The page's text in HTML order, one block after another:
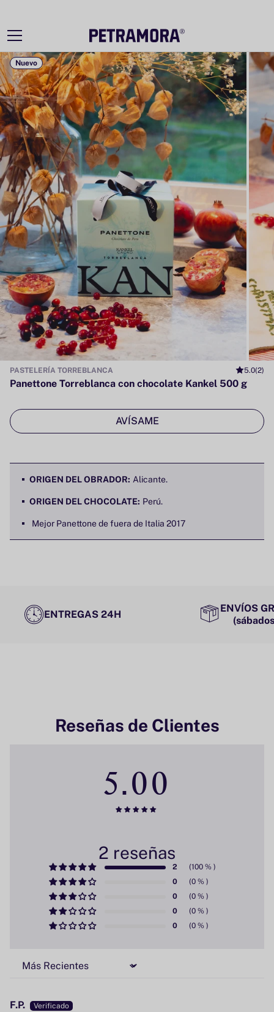
Nuevo
PASTELERÍA TORREBLANCA 5.0(2)
Panettone Torreblanca con chocolate Kankel 500 g
AVÍSAME
ORIGEN DEL OBRADOR: Alicante.
ORIGEN DEL CHOCOLATE: Perú.
Mejor Panettone de fuera de Italia 2017
ENTREGAS 24H
ENVÍOS
Reseñas de Clientes
5.00
2 reseñas
2
0
0
0
0
Sort by
F.P.